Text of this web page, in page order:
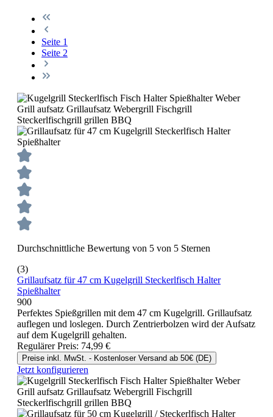
Seite 1
Seite 2
Durchschnittliche Bewertung von 5 von 5 Sternen
(3)
Grillaufsatz für 47 cm Kugelgrill Steckerlfisch Halter
Spießhalter
900
Perfektes Spießgrillen mit dem 47 cm Kugelgrill. Grillaufsatz
auflegen und loslegen. Durch Zentrierbolzen wird der Aufsatz
auf dem Kugelgrill gehalten.
Regulärer Preis: 74,99 €
Preise inkl. MwSt. - Kostenloser Versand ab 50€ (DE)
Jetzt konfigurieren